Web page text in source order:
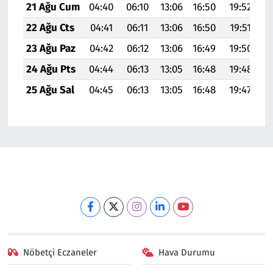
21 Ağu Cum
04:40 06:10 13:06 16:50 19:52
22 Ağu Cts
04:41 06:11 13:06 16:50 19:51
23 Ağu Paz
04:42 06:12 13:06 16:49 19:50
24 Ağu Pts
04:44 06:13 13:05 16:48 19:48
25 Ağu Sal
04:45 06:13 13:05 16:48 19:47
Nöbetçi Eczaneler Hava Durumu